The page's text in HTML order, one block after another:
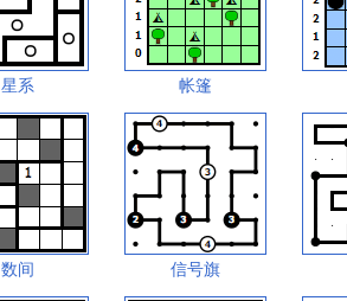
星系 帐篷
数间 信号旗